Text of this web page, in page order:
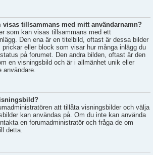
visas tillsammans med mitt användarnamn?
som kan visas tillsammans med ett
Den ena är en titelbild, oftast är dessa bilder
prickar eller block som visar hur många inlägg du
på forumet. Den andra bilden, oftast är den
en visningsbild och är i allmänhet unik eller
användare.
att tillåta visningsbilder och välja
kan användas på. Om du inte kan använda
en forumadministratör och fråga de om
detta.